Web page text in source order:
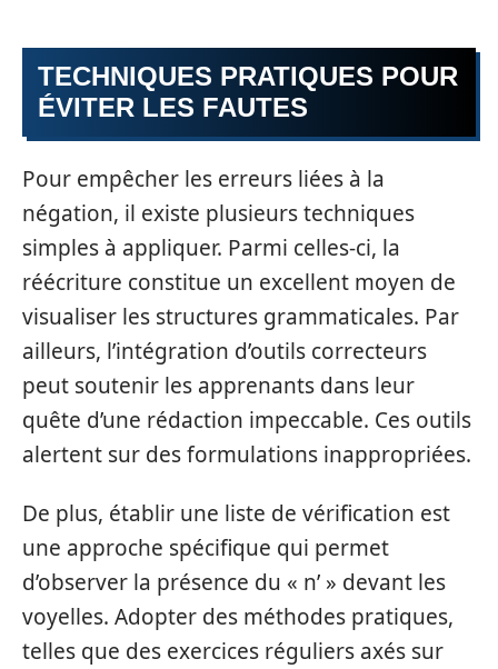
TECHNIQUES PRATIQUES POUR
ÉVITER LES FAUTES
Pour empêcher les erreurs liées à la
négation, il existe plusieurs techniques
simples à appliquer. Parmi celles-ci, la
réécriture constitue un excellent moyen de
visualiser les structures grammaticales. Par
ailleurs, l’intégration d’outils correcteurs
peut soutenir les apprenants dans leur
quête d’une rédaction impeccable. Ces outils
alertent sur des formulations inappropriées.
De plus, établir une liste de vérification est
une approche spécifique qui permet
d’observer la présence du « n’ » devant les
voyelles. Adopter des méthodes pratiques,
telles que des exercices réguliers axés sur